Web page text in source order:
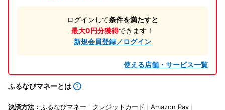
ログインして条件を満たすと
最大0円分獲得できます！
新規会員登録／ログイン
使える店舗・サービス一覧
ふるなびマネーとは
決済方法： ふるなびマネー クレジットカード
Amazon Pay